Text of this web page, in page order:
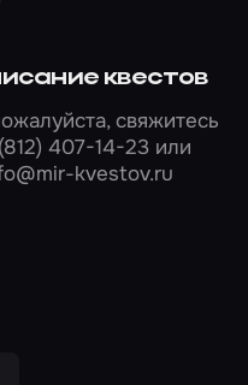
квестов
свяжитесь
407-14-23или
kvestov.ru